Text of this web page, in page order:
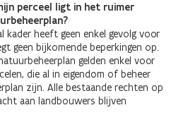
perceel ligt in het ruimer
kader heeft geen enkel gevolg voor
geen bijkomende beperkingen op.
gelden enkel voor
die al in eigendom of beheer
zijn. Alle bestaande rechten op
aan landbouwers blijven